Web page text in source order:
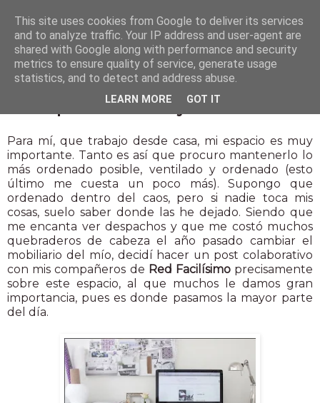
Un espacio de trabajo en casa
Para mí, que trabajo desde casa, mi espacio es muy
importante. Tanto es así que procuro mantenerlo lo
más ordenado posible, ventilado y ordenado (esto
último me cuesta un poco más). Supongo que
ordenado dentro del caos, pero si nadie toca mis
cosas, suelo saber donde las he dejado. Siendo que
me encanta ver despachos y que me costó muchos
quebraderos de cabeza el año pasado cambiar el
mobiliario del mío, decidí hacer un post colaborativo
con mis compañeros de Red Facilísimoprecisamente
sobre este espacio, al que muchos le damos gran
importancia, pues es donde pasamos la mayor parte
del día.
This site uses cookies from Google to deliver its services
and to analyze traffic. Your IP address and user-agent are
shared with Google along with performance and security
metrics to ensure quality of service, generate usage
statistics, and to detect and address abuse.
LEARN MORE GOT IT